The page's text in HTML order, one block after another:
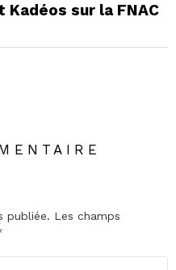
sur la FNAC
publiée. Les champs